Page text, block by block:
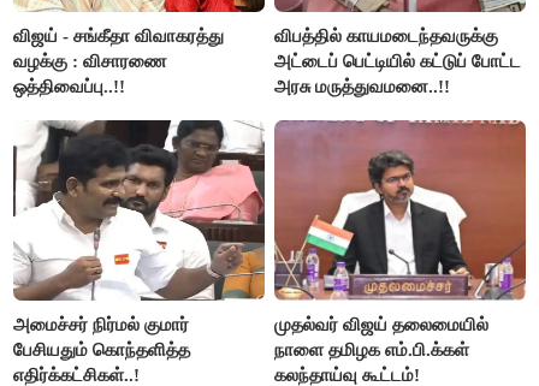
விஜய் - சங்கீதா விவாகரத்து
வழக்கு : விசாரணை
ஒத்திவைப்பு..!!
விபத்தில் காயமடைந்தவருக்கு
அட்டைப் பெட்டியில் கட்டுப் போட்ட
அரசு மருத்துவமனை..!!
அமைச்சர் நிர்மல் குமார்
பேசியதும் கொந்தளித்த
எதிர்க்கட்சிகள்..!
முதல்வர் விஜய் தலைமையில்
நாளை தமிழக எம்.பி.க்கள்
கலந்தாய்வு கூட்டம்!